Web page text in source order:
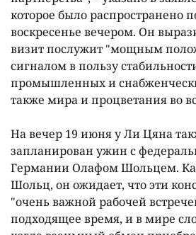
которое было распространено
воскресенье вечером. Он
визит послужит "мощным
сигналом в пользу
промышленных и
также мира и процветания во
На вечер 19 июня у Ли Цяна
запланирован ужин с
Германии Олафом Шольцем.
Шольц, он ожидает, что эти
"очень важной рабочей
подходящее время, и в мире